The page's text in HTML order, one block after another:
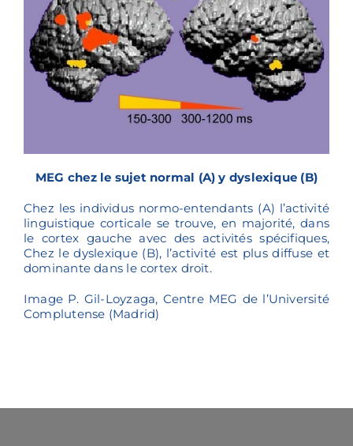
MEG chez le sujet normal (A) y dyslexique (B)
Chez les individus normo-entendants (A) l’activité
linguistique corticale se trouve, en majorité, dans
le cortex gauche avec des activités spécifiques,
Chez le dyslexique (B), l’activité est plus diffuse et
dominante dans le cortex droit.
Image P. Gil-Loyzaga, Centre MEG de l’Université
Complutense (Madrid)